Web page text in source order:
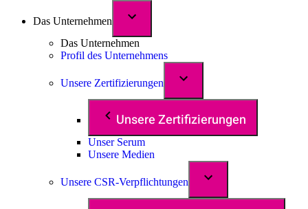
Das Unternehmen
Das Unternehmen
Profil des Unternehmens
Unsere Zertifizierungen
Unsere Zertifizierungen
Unser Serum
Unsere Medien
Unsere CSR-Verpflichtungen